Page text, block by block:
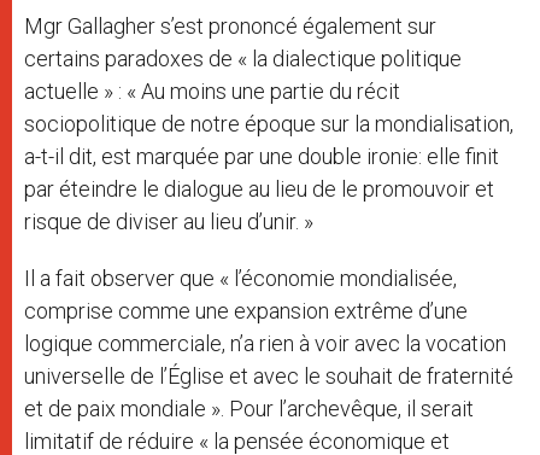
Mgr Gallagher s’est prononcé également sur
certains paradoxes de « la dialectique politique
actuelle » : « Au moins une partie du récit
sociopolitique de notre époque sur la mondialisation,
a-t-il dit, est marquée par une double ironie: elle finit
par éteindre le dialogue au lieu de le promouvoir et
risque de diviser au lieu d’unir. »
Il a fait observer que « l’économie mondialisée,
comprise comme une expansion extrême d’une
logique commerciale, n’a rien à voir avec la vocation
universelle de l’Église et avec le souhait de fraternité
et de paix mondiale ». Pour l’archevêque, il serait
limitatif de réduire « la pensée économique et